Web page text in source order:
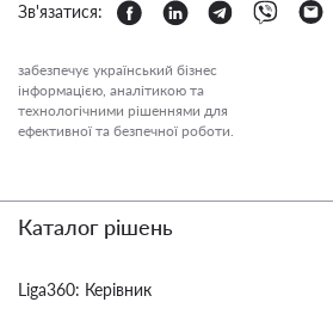
Зв'язатися:
забезпечує український бізнес
інформацією, аналітикою та
технологічними рішеннями для
ефективної та безпечної роботи.
Каталог рішень
Liga360: Керівник